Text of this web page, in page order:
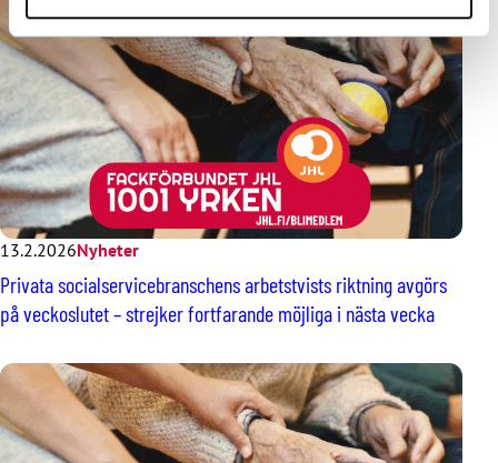
13.2.2026Nyheter
Privata socialservicebranschens arbetstvists riktning avgörs
på veckoslutet – strejker fortfarande möjliga i nästa vecka